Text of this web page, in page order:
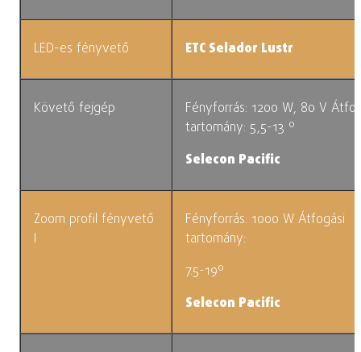
LED-es fényvető ETC Selador Lustr
Követő fejgép
Fényforrás: 1200 W, 80 V
tartomány: 5,5-13 º
Selecon Pacific
Zoom profil fényvető
I
Fényforrás: 1000 W Átfogási
tartomány:
7.5-19º
Selecon Pacific